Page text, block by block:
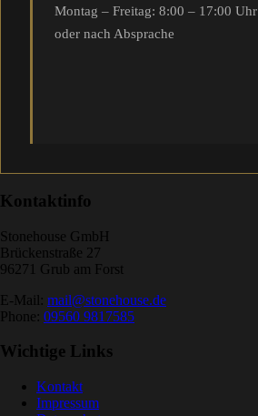
Montag – Freitag: 8:00 – 17:00 Uhr
oder nach Absprache
Kontaktinfo
Stonehouse GmbH
Brückenstraße 27
96271 Grub am Forst
E-Mail: mail@stonehouse.de
Phone: 09560 9817585
Wichtige Links
Kontakt
Impressum